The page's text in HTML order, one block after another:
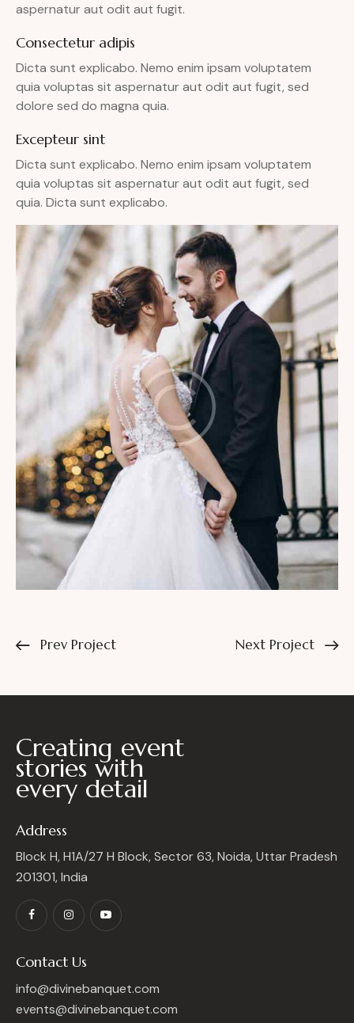
aspernatur aut odit aut fugit.
Consectetur adipis
Dicta sunt explicabo. Nemo enim ipsam voluptatem
quia voluptas sit aspernatur aut odit aut fugit, sed
dolore sed do magna quia.
Excepteur sint
Dicta sunt explicabo. Nemo enim ipsam voluptatem
quia voluptas sit aspernatur aut odit aut fugit, sed
quia. Dicta sunt explicabo.
Prev Project Next Project
Creating event
stories with
every detail
Address
Block H, H1A/27 H Block, Sector 63, Noida, Uttar Pradesh
201301, India
Contact Us
info@divinebanquet.com
events@divinebanquet.com